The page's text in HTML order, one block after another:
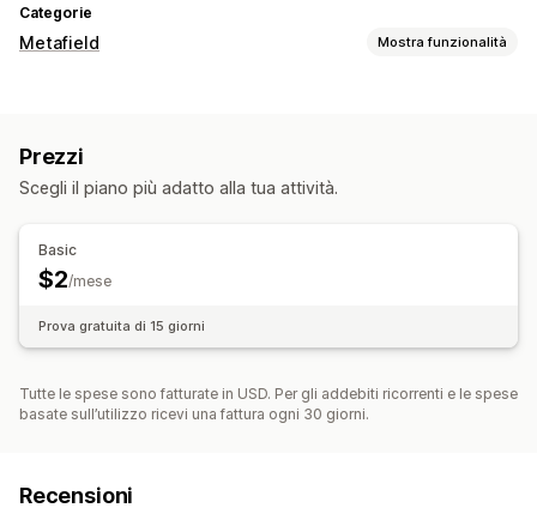
Categorie
Metafield Mostra funzionalità
Prezzi
Scegli il piano più adatto alla tua attività.
Basic
$2/mese
Prova gratuita di 15 giorni
Tutte le spese sono fatturate in USD. Per gli addebiti ricorrenti e le spese
basate sull’utilizzo ricevi una fattura ogni 30 giorni.
Recensioni